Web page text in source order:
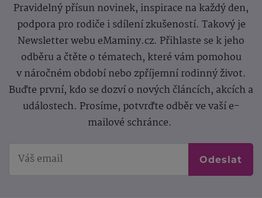
Pravidelný přísun novinek, inspirace na každý den,
podpora pro rodiče i sdílení zkušeností. Takový je
Newsletter webu eMaminy.cz. Přihlaste se k jeho
odběru a čtěte o tématech, které vám pomohou
v náročném období nebo zpříjemní rodinný život.
Buďte první, kdo se dozví o nových článcích, akcích a
událostech. Prosíme, potvrďte odběr ve vaší e-
mailové schránce.
Odeslat